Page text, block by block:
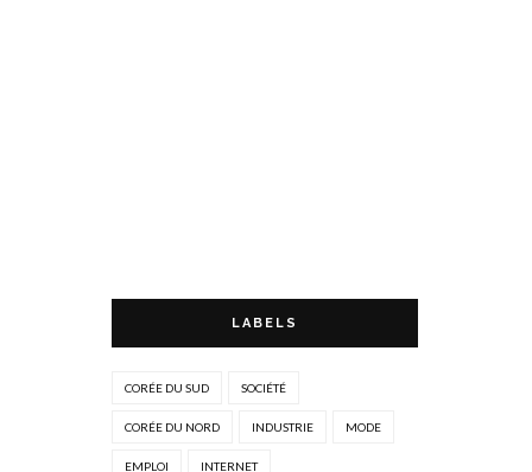
LABELS
CORÉE DU SUD SOCIÉTÉ
CORÉE DU NORD INDUSTRIE MODE
EMPLOI INTERNET